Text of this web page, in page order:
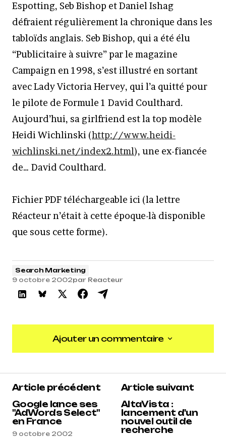
Espotting, Seb Bishop et Daniel Ishag
défraient régulièrement la chronique dans les
tabloïds anglais. Seb Bishop, qui a été élu
“Publicitaire à suivre” par le magazine
Campaign en 1998, s’est illustré en sortant
avec Lady Victoria Hervey, qui l’a quitté pour
le pilote de Formule 1 David Coulthard.
Aujourd’hui, sa girlfriend est la top modèle
Heidi Wichlinski (http://www.heidi-
wichlinski.net/index2.html), une ex-fiancée
de… David Coulthard.
Fichier PDF téléchargeable ici (la lettre
Réacteur n’était à cette époque-là disponible
que sous cette forme).
Search Marketing
9 octobre 2002par Reacteur
Ajouter un commentaire
Ajouter un commentaire
Article précédent
Google lance ses
"AdWords Select"
en France
9 octobre 2002
Article suivant
AltaVista :
lancement d'un
nouvel outil de
recherche